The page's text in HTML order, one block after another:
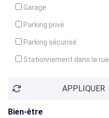
Garage
Parking privé
Parking sécurisé
Stationnement dans la rue
APPLIQUER
Bien-être